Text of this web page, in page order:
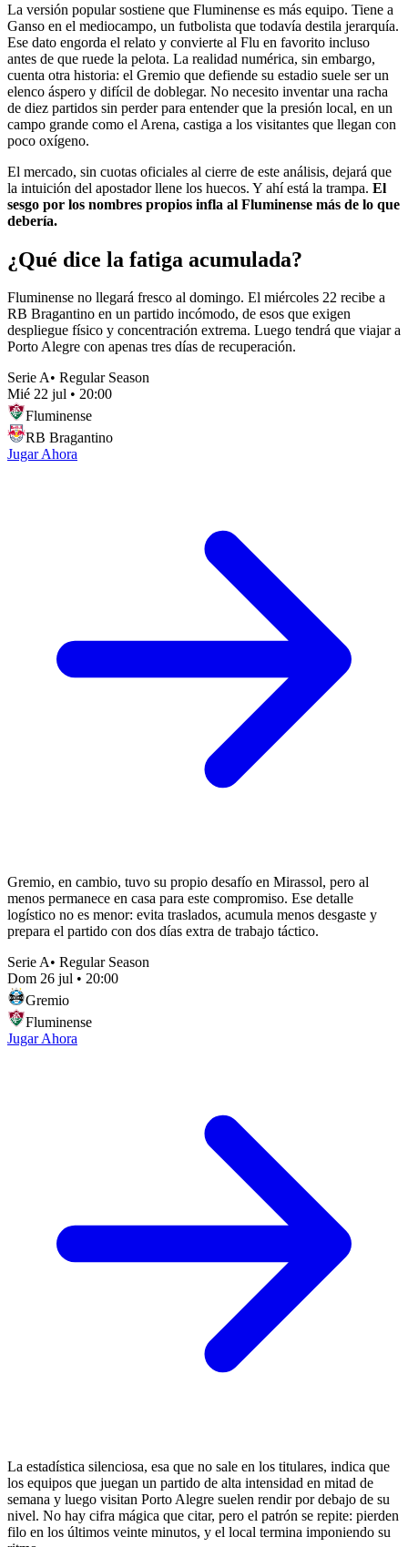
La versión popular sostiene que Fluminense es más equipo. Tiene a
Ganso en el mediocampo, un futbolista que todavía destila jerarquía.
Ese dato engorda el relato y convierte al Flu en favorito incluso
antes de que ruede la pelota. La realidad numérica, sin embargo,
cuenta otra historia: el Gremio que defiende su estadio suele ser un
elenco áspero y difícil de doblegar. No necesito inventar una racha
de diez partidos sin perder para entender que la presión local, en un
campo grande como el Arena, castiga a los visitantes que llegan con
poco oxígeno.
El mercado, sin cuotas oficiales al cierre de este análisis, dejará que
la intuición del apostador llene los huecos. Y ahí está la trampa. El
sesgo por los nombres propios infla al Fluminense más de lo que
debería.
¿Qué dice la fatiga acumulada?
Fluminense no llegará fresco al domingo. El miércoles 22 recibe a
RB Bragantino en un partido incómodo, de esos que exigen
despliegue físico y concentración extrema. Luego tendrá que viajar a
Porto Alegre con apenas tres días de recuperación.
Serie A• Regular Season
Mié 22 jul • 20:00
Fluminense
RB Bragantino
Jugar Ahora
Gremio, en cambio, tuvo su propio desafío en Mirassol, pero al
menos permanece en casa para este compromiso. Ese detalle
logístico no es menor: evita traslados, acumula menos desgaste y
prepara el partido con dos días extra de trabajo táctico.
Serie A• Regular Season
Dom 26 jul • 20:00
Gremio
Fluminense
Jugar Ahora
La estadística silenciosa, esa que no sale en los titulares, indica que
los equipos que juegan un partido de alta intensidad en mitad de
semana y luego visitan Porto Alegre suelen rendir por debajo de su
nivel. No hay cifra mágica que citar, pero el patrón se repite: pierden
filo en los últimos veinte minutos, y el local termina imponiendo su